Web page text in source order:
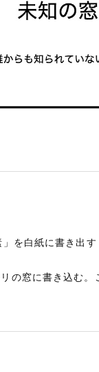
を白紙に書き出す
の窓に書き込む。